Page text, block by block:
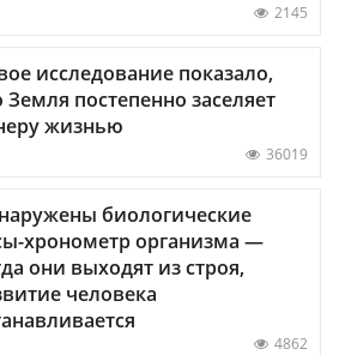
2145
исследование показало,
Земля постепенно заселяет
жизнью
36019
биологические
хронометр организма —
они выходят из строя,
человека
4862